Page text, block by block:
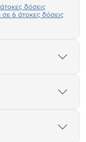
δόσεις
6 άτοκες δόσεις
Άνοιξε
Άνοιξε
Άνοιξε